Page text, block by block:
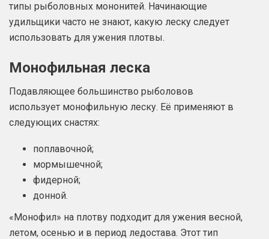
типы рыболовных мононитей. Начинающие
удильщики часто не знают, какую леску следует
использовать для ужения плотвы.
Монофильная леска
Подавляющее большинство рыболовов
использует монофильную леску. Её применяют в
следующих снастях:
поплавочной;
мормышечной;
фидерной;
донной.
«Монофил» на плотву подходит для ужения весной,
летом, осенью и в период ледостава. Этот тип